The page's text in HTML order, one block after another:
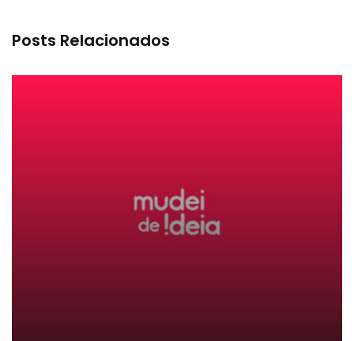
Posts Relacionados